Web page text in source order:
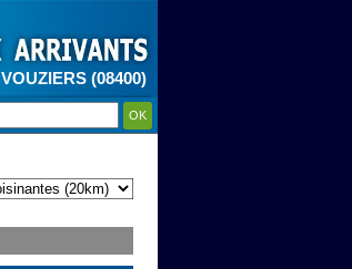
VOUZIERS (08400)
OK